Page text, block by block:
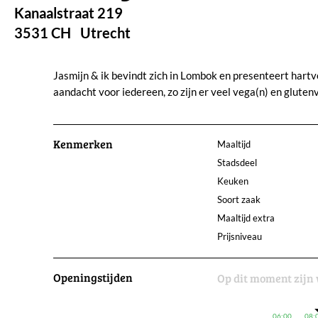
Kanaalstraat 219
3531 CH
Utrecht
Jasmijn & ik bevindt zich in Lombok en presenteert
aandacht voor iedereen, zo zijn er veel vega(n) en
Kenmerken
Maaltijd
Stadsdeel
Keuken
Soort zaak
Maaltijd extra
Prijsniveau
Openingstijden Op dit moment
06:00